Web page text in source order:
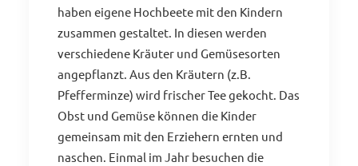
haben eigene Hochbeete mit den Kindern
zusammen gestaltet. In diesen werden
verschiedene Kräuter und Gemüsesorten
angepflanzt. Aus den Kräutern (z.B.
Pfefferminze) wird frischer Tee gekocht. Das
Obst und Gemüse können die Kinder
gemeinsam mit den Erziehern ernten und
naschen. Einmal im Jahr besuchen die